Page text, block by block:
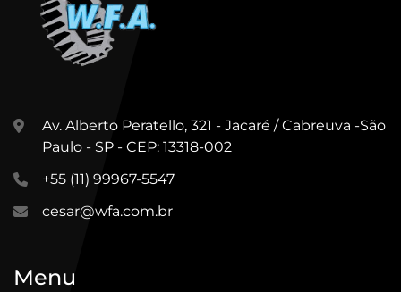
Av. Alberto Peratello, 321 - Jacaré / Cabreuva -São
Paulo - SP - CEP: 13318-002
+55 (11) 99967-5547
cesar@wfa.com.br
Menu